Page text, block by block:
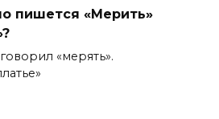
пишется «Мерить»
«мерять».